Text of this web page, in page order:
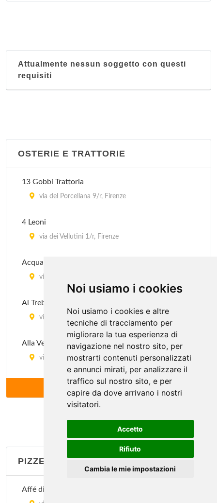
Noi usiamo i cookies
Noi usiamo i cookies e altre
tecniche di tracciamento per
migliorare la tua esperienza di
navigazione nel nostro sito, per
mostrarti contenuti personalizzati
e annunci mirati, per analizzare il
traffico sul nostro sito, e per
capire da dove arrivano i nostri
visitatori.
Accetto
Rifiuto
Cambia le mie impostazioni
Attualmente nessun soggetto con questi
requisiti
OSTERIE E TRATTORIE
13 Gobbi Trattoria
via del Porcellana 9/r, Firenze
4 Leoni
via dei Vellutini 1/r, Firenze
Acquacotta
via dei Pilastri 51/r, Firenze
Al Trebbio
via delle Belle Donne 47/49, Firenze
Alla Vecchia Bettola
via Ludovico Ariosto 32-34/r, Firenze
Angiolino Antica Trattoria
via Guelfa 138/r, Firenze
via Pisana 138/r, Firenze
Antellesi
PIZZERIE
Affé di Bacco